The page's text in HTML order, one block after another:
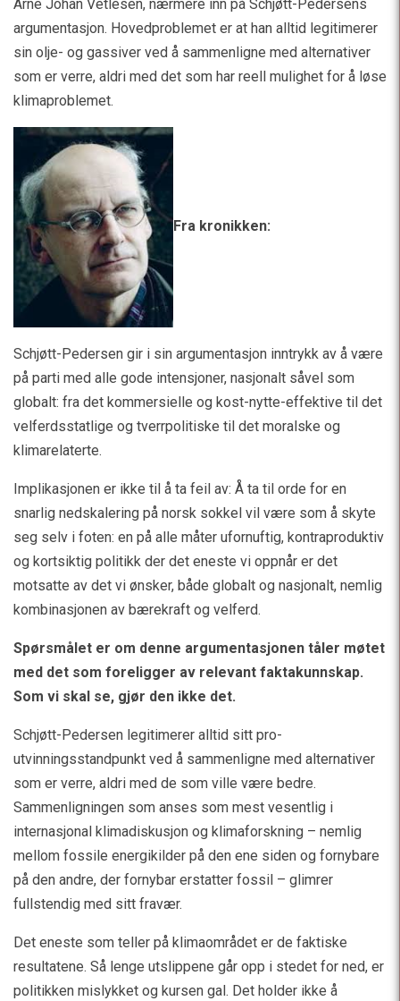
Arne Johan Vetlesen, nærmere inn på Schjøtt-Pedersens
argumentasjon. Hovedproblemet er at han alltid legitimerer
sin olje- og gassiver ved å sammenligne med alternativer
som er verre, aldri med det som har reell mulighet for å løse
klimaproblemet.
Fra kronikken:
Schjøtt-Pedersen gir i sin argumentasjon inntrykk av å være
på parti med alle gode intensjoner, nasjonalt såvel som
globalt: fra det kommersielle og kost-nytte-effektive til det
velferdsstatlige og tverrpolitiske til det moralske og
klimarelaterte.
Implikasjonen er ikke til å ta feil av: Å ta til orde for en
snarlig nedskalering på norsk sokkel vil være som å skyte
seg selv i foten: en på alle måter ufornuftig, kontraproduktiv
og kortsiktig politikk der det eneste vi oppnår er det
motsatte av det vi ønsker, både globalt og nasjonalt, nemlig
kombinasjonen av bærekraft og velferd.
Spørsmålet er om denne argumentasjonen tåler møtet
med det som foreligger av relevant faktakunnskap.
Som vi skal se, gjør den ikke det.
Schjøtt-Pedersen legitimerer alltid sitt pro-
utvinningsstandpunkt ved å sammenligne med alternativer
som er verre, aldri med de som ville være bedre.
Sammenligningen som anses som mest vesentlig i
internasjonal klimadiskusjon og klimaforskning – nemlig
mellom fossile energikilder på den ene siden og fornybare
på den andre, der fornybar erstatter fossil – glimrer
fullstendig med sitt fravær.
Det eneste som teller på klimaområdet er de faktiske
resultatene. Så lenge utslippene går opp i stedet for ned, er
politikken mislykket og kursen gal. Det holder ikke å